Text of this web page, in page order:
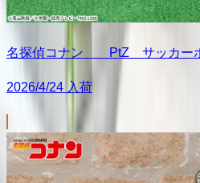
名探偵コナン PtZ サッカー
2026/4/24 入荷